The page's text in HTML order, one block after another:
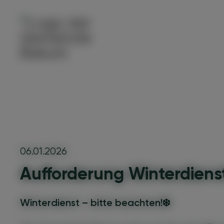
06.01.2026
Aufforderung
Winterdienst – bitte beachten!❄